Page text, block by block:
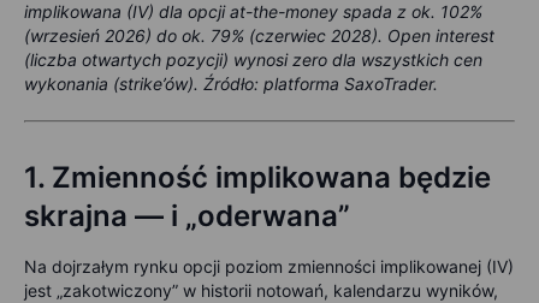
implikowana (IV) dla opcji at-the-money spada z ok. 102%
(wrzesień 2026) do ok. 79% (czerwiec 2028). Open interest
(liczba otwartych pozycji) wynosi zero dla wszystkich cen
wykonania (strike’ów). Źródło: platforma SaxoTrader.
1. Zmienność implikowana będzie
skrajna — i „oderwana”
Na dojrzałym rynku opcji poziom zmienności implikowanej (IV)
jest „zakotwiczony” w historii notowań, kalendarzu wyników,